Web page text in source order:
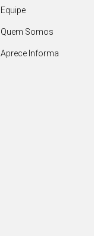
Equipe
Quem Somos
Aprece Informa